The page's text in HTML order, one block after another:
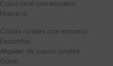
Casa rural con encanto
Navarra
Casas rurales con encanto
Escarrilla
Alquiler de casas rurales
Gavin